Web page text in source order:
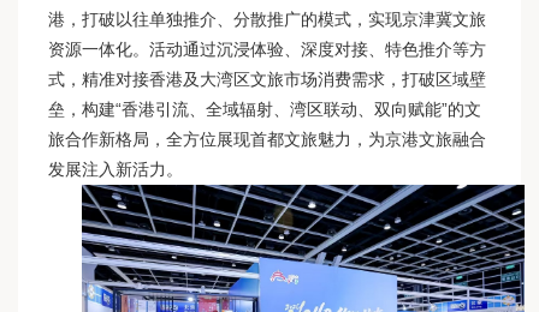
港，打破以往单独推介、分散推广的模式，实现京津冀文旅
资源一体化。活动通过沉浸体验、深度对接、特色推介等方
式，精准对接香港及大湾区文旅市场消费需求，打破区域壁
垒，构建“香港引流、全域辐射、湾区联动、双向赋能”的文
旅合作新格局，全方位展现首都文旅魅力，为京港文旅融合
发展注入新活力。